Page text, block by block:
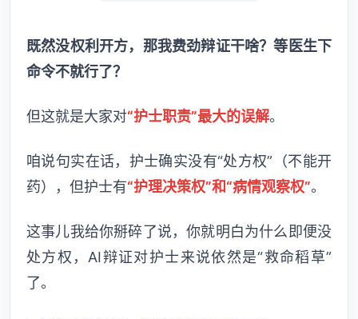
既然没权利开方，那我费劲辩证干啥？等医生下
命令不就行了？
但这就是大家对“护士职责”最大的误解。
咱说句实在话，护士确实没有“处方权”（不能开
药），但护士有“护理决策权”和“病情观察权”。
这事儿我给你掰碎了说，你就明白为什么即便没
处方权，AI辩证对护士来说依然是“救命稻草”
了。